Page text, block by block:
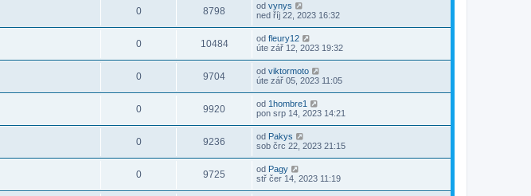
0 8798 od vynys
ned říj 22, 2023 16:32
0 10484 od fleury12
úte zář 12, 2023 19:32
0 9704 od viktormoto
úte zář 05, 2023 11:05
0 9920 od 1hombre1
pon srp 14, 2023 14:21
0 9236 od Pakys
sob črc 22, 2023 21:15
0 9725 od Pagy
stř čer 14, 2023 11:19